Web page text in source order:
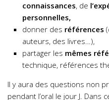
connaissances, de
personnelles,
donner des références
auteurs, des livres…),
partager les mêmes
technique, références
Il y aura des questions non
pendant l’oral le jour J. Dans